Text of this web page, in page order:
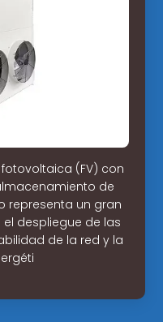
(FV) con
de
representa un gran
despliegue de las
de la red y la